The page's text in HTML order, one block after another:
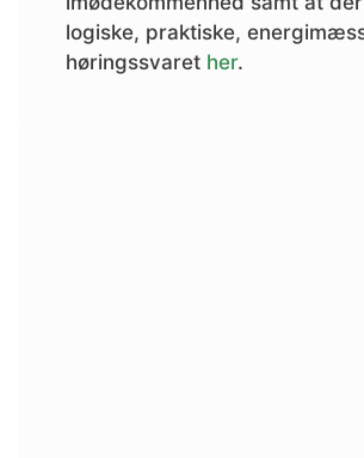
logiske, praktiske,
høringssvaret her.